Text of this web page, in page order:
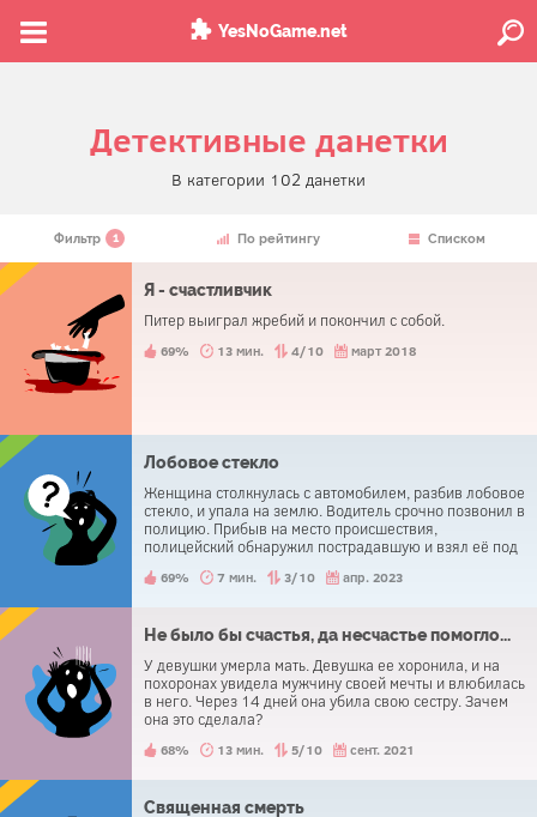
YesNoGame.net
Детективные данетки
В категории 102 данетки
Фильтр 1 По рейтингу Списком
Я - счастливчик
Питер выиграл жребий и покончил с собой.
69% 13 мин. 4/10 март 2018
Лобовое стекло
Женщина столкнулась с автомобилем, разбив лобовое
стекло, и упала на землю. Водитель срочно позвонил в
полицию. Прибыв на место происшествия,
полицейский обнаружил пострадавшую и взял её под
69% 7 мин. 3/10 апр. 2023
Не было бы счастья, да несчастье помогло...
У девушки умерла мать. Девушка ее хоронила, и на
похоронах увидела мужчину своей мечты и влюбилась
в него. Через 14 дней она убила свою сестру. Зачем
она это сделала?
68% 13 мин. 5/10 сент. 2021
Священная смерть